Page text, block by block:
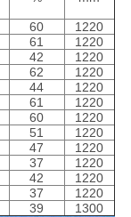
60
1220
61
1220
42
1220
62
1220
44
1220
61
1220
60
1220
51
1220
47
1220
37
1220
42
1220
37
1220
39 1300